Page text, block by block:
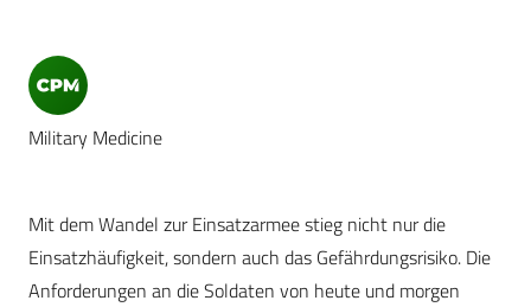
Military Medicine
Mit dem Wandel zur Einsatzarmee stieg nicht nur die
Einsatzhäufigkeit, sondern auch das Gefährdungsrisiko. Die
Anforderungen an die Soldaten von heute und morgen